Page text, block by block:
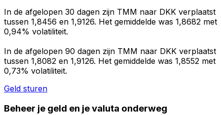
In de afgelopen 30 dagen zijn TMM naar DKK verplaatst
tussen 1,8456 en 1,9126. Het gemiddelde was 1,8682 met
0,94% volatiliteit.
In de afgelopen 90 dagen zijn TMM naar DKK verplaatst
tussen 1,8082 en 1,9126. Het gemiddelde was 1,8552 met
0,73% volatiliteit.
Geld sturen
Beheer je geld en je valuta onderweg